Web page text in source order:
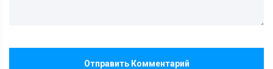
Отправить Комментарий